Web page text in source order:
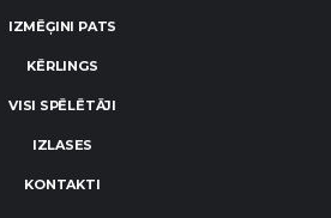
IZMĒĢINI PATS
KĒRLINGS
VISI SPĒLĒTĀJI
IZLASES
KONTAKTI